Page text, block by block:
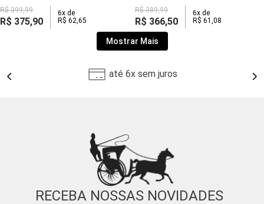
R$ 399,99
R$ 375,90
6x de
R$ 62,65
R$ 389,99
R$ 366,50
6x de
R$ 61 ,08
Mostrar Mais
até 6x sem juros
RECEBA NOSSAS NOVIDADES